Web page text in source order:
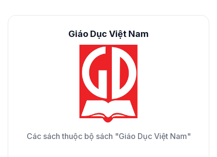
Giáo Dục Việt Nam
Các sách thuộc bộ sách "Giáo Dục Việt Nam"